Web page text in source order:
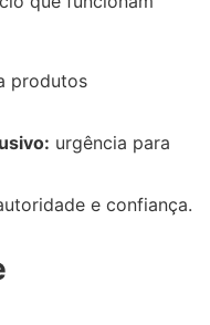
produtos
urgência para
e confiança.